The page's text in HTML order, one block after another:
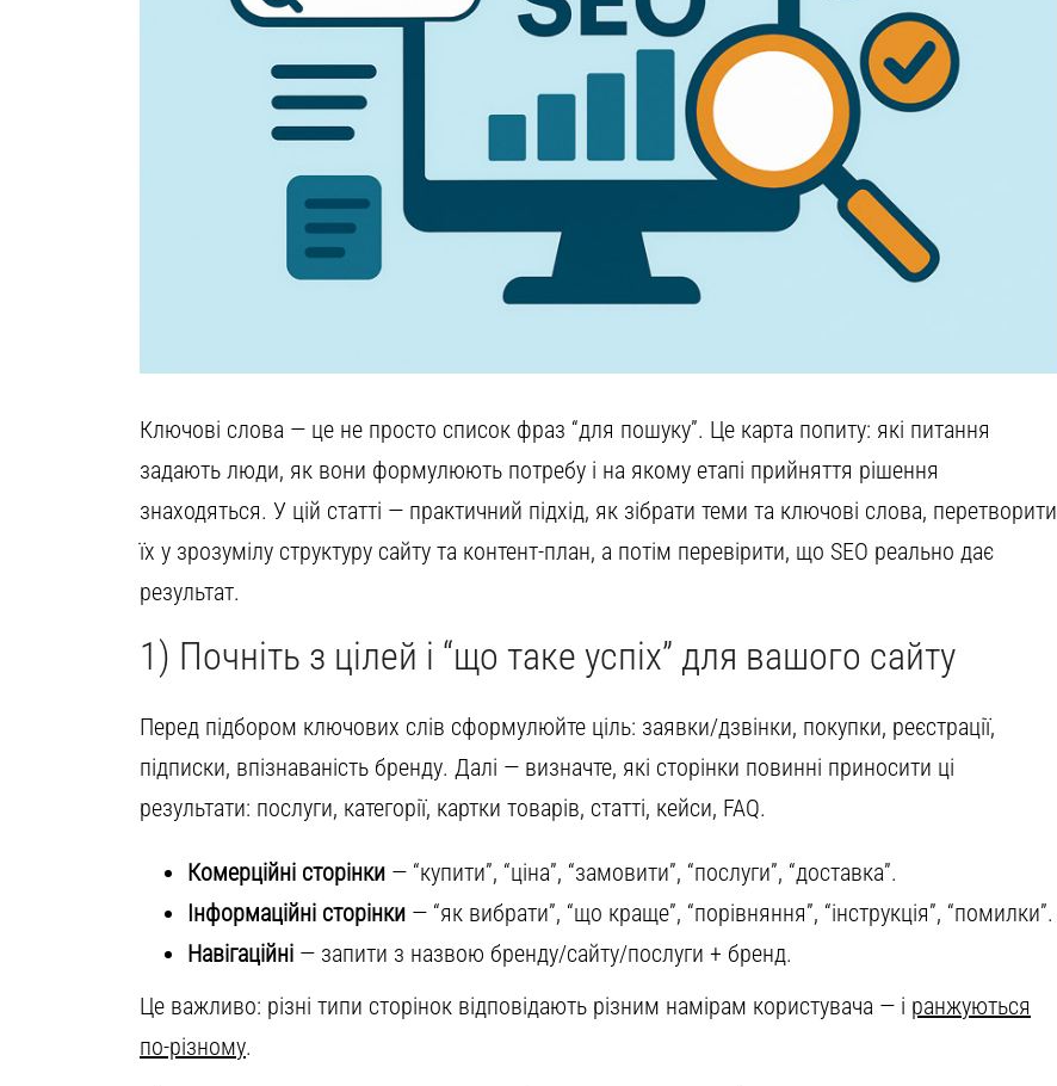
Ключові слова — це не просто список фраз “для пошуку”. Це карта попиту: які питання
задають люди, як вони формулюють потребу і на якому етапі прийняття рішення
знаходяться. У цій статті — практичний підхід, як зібрати теми та ключові слова, перетворити
їх у зрозумілу структуру сайту та контент-план, а потім перевірити, що SEO реально дає
результат.
1) Почніть з цілей і “що таке успіх” для вашого сайту
Перед підбором ключових слів сформулюйте ціль: заявки/дзвінки, покупки, реєстрації,
підписки, впізнаваність бренду. Далі — визначте, які сторінки повинні приносити ці
результати: послуги, категорії, картки товарів, статті, кейси, FAQ.
Комерційні сторінки — “купити”, “ціна”, “замовити”, “послуги”, “доставка”.
Інформаційні сторінки — “як вибрати”, “що краще”, “порівняння”, “інструкція”, “помилки”.
Навігаційні — запити з назвою бренду/сайту/послуги + бренд.
Це важливо: різні типи сторінок відповідають різним намірам користувача — і ранжуються
по-різному.